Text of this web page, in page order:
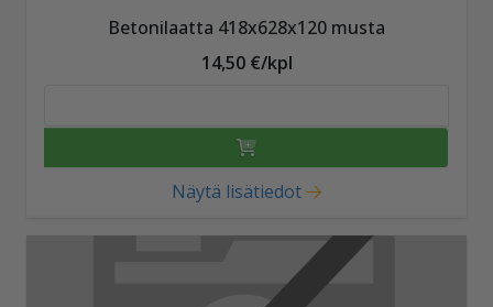
Betonilaatta 418x628x120 musta
14,50 €/kpl
Näytä lisätiedot